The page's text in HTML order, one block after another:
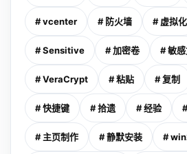
# vcenter # 防火墙 # 虚拟化
# Sensitive # 加密卷 # 敏
# VeraCrypt # 粘贴 # 复制
# 快捷键 # 拾遗 # 经验
# 主页制作 # 静默安装 #